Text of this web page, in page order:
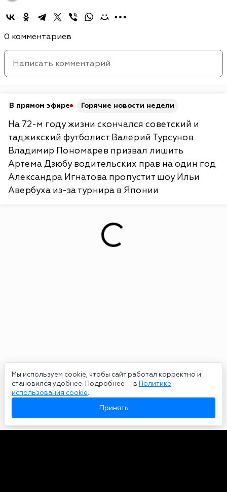
Мы используем cookie, чтобы сайт работал корректно и
становился удобнее. Подробнее — в Политике
использования cookie.
Принять
0 комментариев
В прямом эфире Горячие новости недели
На 72-м году жизни скончался советский и
таджикский футболист Валерий Турсунов
Владимир Пономарев призвал лишить
Артема Дзюбу водительских прав на один год
Александра Игнатова пропустит шоу Ильи
Авербуха из-за турнира в Японии